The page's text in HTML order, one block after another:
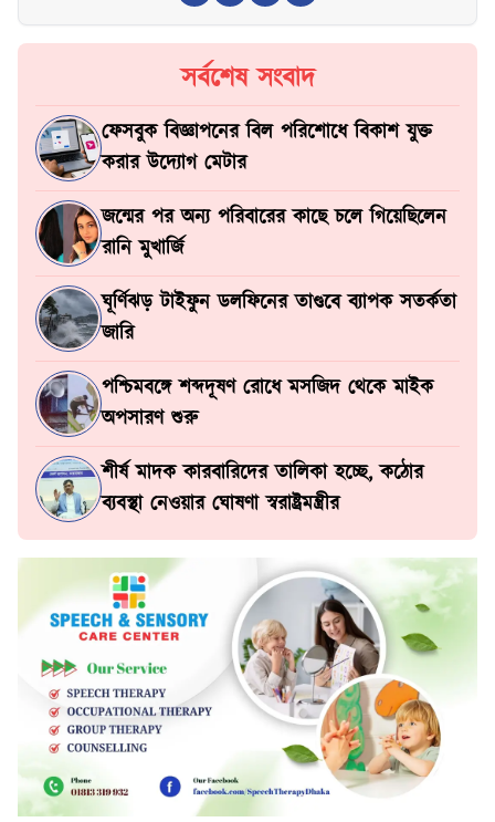
সর্বশেষ সংবাদ
ফেসবুক বিজ্ঞাপনের বিল পরিশোধে বিকাশ যুক্ত
করার উদ্যোগ মেটার
জন্মের পর অন্য পরিবারের কাছে চলে গিয়েছিলেন
রানি মুখার্জি
ঘূর্ণিঝড় টাইফুন ডলফিনের তাণ্ডবে ব্যাপক সতর্কতা
জারি
পশ্চিমবঙ্গে শব্দদূষণ রোধে মসজিদ থেকে মাইক
অপসারণ শুরু
শীর্ষ মাদক কারবারিদের তালিকা হচ্ছে, কঠোর
ব্যবস্থা নেওয়ার ঘোষণা স্বরাষ্ট্রমন্ত্রীর